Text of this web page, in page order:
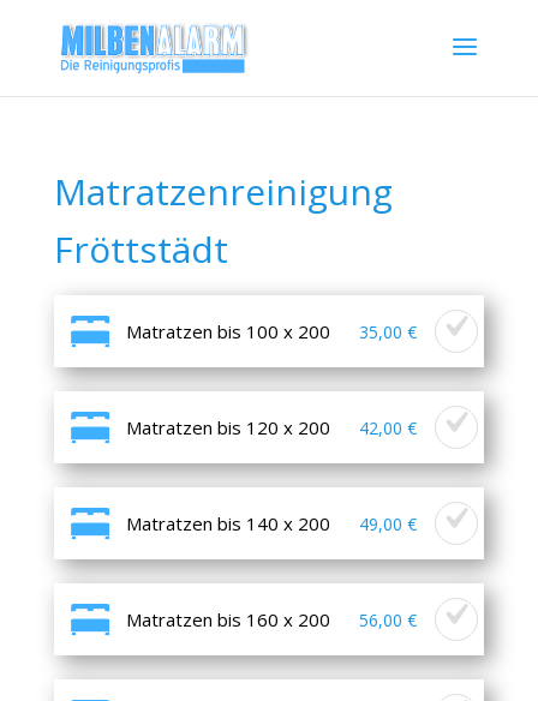
Matratzenreinigung
Fröttstädt
Matratzen bis 100 x 200 35,00 €
Matratzen bis 120 x 200 42,00 €
Matratzen bis 140 x 200 49,00 €
Matratzen bis 160 x 200 56,00 €